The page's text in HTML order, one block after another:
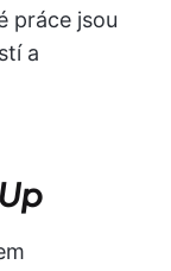
práce jsou
a